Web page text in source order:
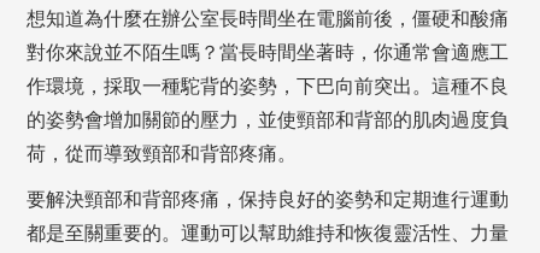
想知道為什麼在辦公室長時間坐在電腦前後，僵硬和酸痛
對你來說並不陌生嗎？當長時間坐著時，你通常會適應工
作環境，採取一種駝背的姿勢，下巴向前突出。這種不良
的姿勢會增加關節的壓力，並使頸部和背部的肌肉過度負
荷，從而導致頸部和背部疼痛。
要解決頸部和背部疼痛，保持良好的姿勢和定期進行運動
都是至關重要的。運動可以幫助維持和恢復靈活性、力量